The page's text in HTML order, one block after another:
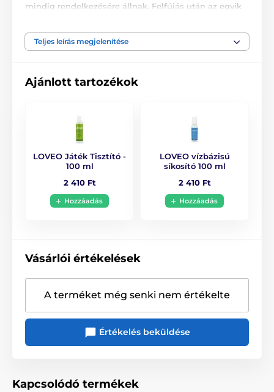
mindig rendelkezésére állnak. Felfújás után az egyik
Felfújás után életnagyságú.
FÉRFIAKNAK Felfújható babák
Felfújható babák
Teljes leírás megjelenítése
Ajánlott tartozékok
LOVEO Játék Tisztító -
100 ml
2 410 Ft
Hozzáadás
LOVEO vízbázisú
síkosító 100 ml
2 410 Ft
Hozzáadás
Vásárlói értékelések
A terméket még senki nem értékelte
Értékelés beküldése
Kapcsolódó termékek